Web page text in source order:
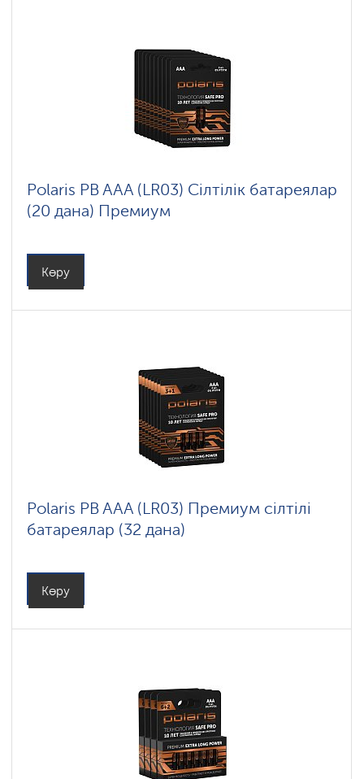
Polaris PB AAA (LR03) Сілтілік батареялар
(20 дана) Премиум
Көру
Polaris PB AAA (LR03) Премиум сілтілі
батареялар (32 дана)
Көру